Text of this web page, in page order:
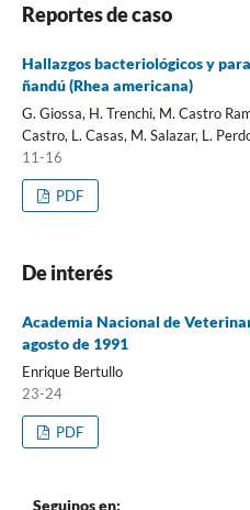
Reportes de caso
Hallazgos bacteriológicos y
ñandú (Rhea americana)
G. Giossa, H. Trenchi, M. Castro
Castro, L. Casas, M. Salazar, L.
11-16
PDF
De interés
Academia Nacional de
agosto de 1991
Enrique Bertullo
23-24
PDF
Seguinos en: